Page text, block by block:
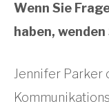
Wenn Sie
haben,
Jennifer Parker